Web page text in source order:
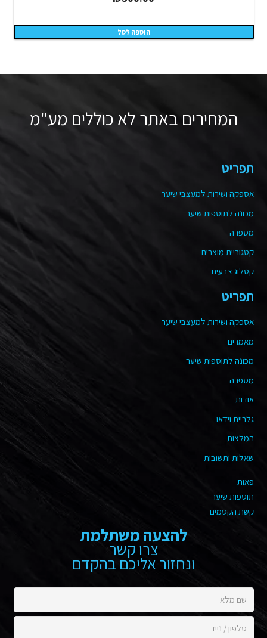
הוספה לסל
המחירים באתר לא כוללים מע"מ
תפריט
אספקה ושירות למעצבי שיער
מכונה לתוספות שיער
מספרה
קטגוריית מוצרים
קטלוג צבעים
תפריט
אספקה ושירות למעצבי שיער
מאמרים
מכונה לתוספות שיער
מספרה
אודות
גלריית וידאו
המלצות
שאלות ותשובות
פאות
תוספות שיער
קשת הקסמים
להצעה משתלמת
צרו קשר
ונחזור אליכם בהקדם